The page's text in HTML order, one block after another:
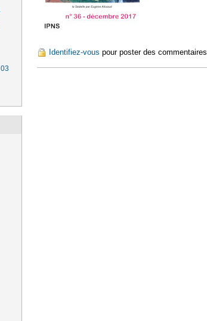
Identifiez-vous pour poster des commentaires